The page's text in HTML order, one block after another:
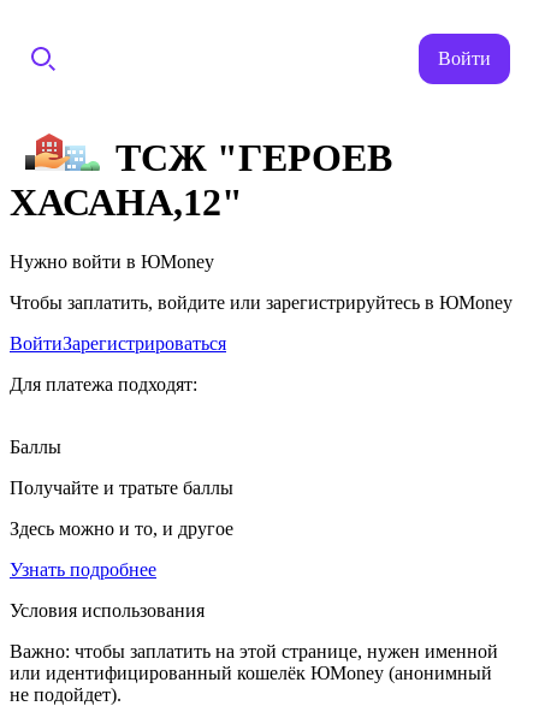
Войти
ТСЖ "ГЕРОЕВ
ХАСАНА,12"
Нужно войти в ЮMoney
Чтобы заплатить, войдите или зарегистрируйтесь в ЮMoney
ВойтиЗарегистрироваться
Для платежа подходят:
Баллы
Получайте и тратьте баллы
Здесь можно и то, и другое
Узнать подробнее
Условия использования
Важно: чтобы заплатить на этой странице, нужен именной
или идентифицированный кошелёк ЮMoney (анонимный
не подойдет).